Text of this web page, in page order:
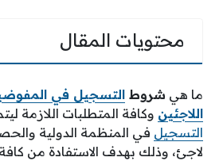
محتويات المقال
ما هي شروط التسجيل في
اللاجئين وكافة المتطلبات اللازمة
التسجيل في المنظمة الدولية
لاجئ، وذلك بهدف الاستفادة من كافة